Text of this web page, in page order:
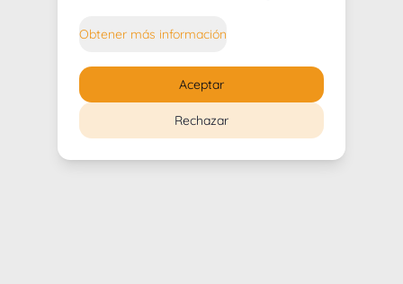
Obtener más información
Rechazar
Aceptar